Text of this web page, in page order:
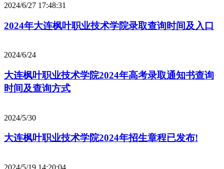
2024/6/27 17:48:31
2024年大连枫叶职业技术学院录取查询时间及入口
2024/6/24
大连枫叶职业技术学院2024年高考录取通知书查询
时间及查询方式
2024/5/30
大连枫叶职业技术学院2024年招生章程已发布!